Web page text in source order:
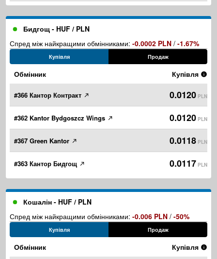
Бидгощ - HUF / PLN
Спред між найкращими обмінниками: -0.0002 PLN / -1.67%
Купівля Продаж
Обмінник Купівля
#366 Кантор Контракт 0.0120 PLN
#362 Kantor Bydgoszcz Wings 0.0120 PLN
#367 Green Kantor 0.0118 PLN
#363 Кантор Бидгощ 0.0117 PLN
Кошалін - HUF / PLN
Спред між найкращими обмінниками: -0.006 PLN / -50%
Купівля Продаж
Обмінник Купівля